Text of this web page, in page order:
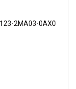
2MA03-0AX0